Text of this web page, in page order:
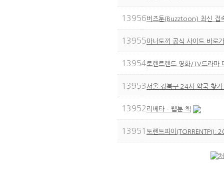
13956버즈툰(Buzztoon) 최신 접
13955마나토끼 공식 사이트 바로
13954토렌트랜드 영화/TV드라마
13953 서울 강북구 24시 약국 찾
13952 리베타 - 웹툰 책
13951 토렌트파이(TORRENTPI):